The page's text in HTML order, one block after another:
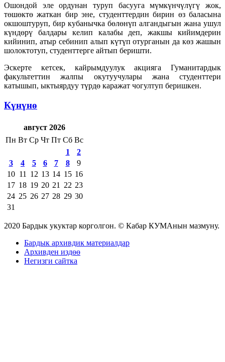
Ошондой эле ордунан туруп басууга мүмкүнчүлүгү жок,
төшөктө жаткан бир эне, студенттердин бирин өз баласына
окшоштуруп, бир кубанычка бөлөнүп алгандыгын жана ушул
күндөрү балдары келип калабы деп, жакшы кийимдерин
кийинип, атыр себинип алып күтүп отурганын да көз жашын
шолоктотуп, студенттерге айтып беришти.
Эскерте кетсек, кайрымдуулук акцияга Гуманитардык
факультеттин жалпы окутуучулары жана студенттери
катышып, ыктыярдуу түрдө каражат чогултуп беришкен.
Күнүнө
август 2026
Пн Вт Ср Чт Пт Сб Вс
1
2
3
4 5 6 7 8
9
10 11 12 13 14 15 16
17 18 19 20 21 22 23
24 25 26 27 28 29 30
31
2020 Бардык укуктар корголгон. © Кабар КУМАнын мазмуну.
Бардык архивдик материалдар
Архивден издөө
Негизги сайтка